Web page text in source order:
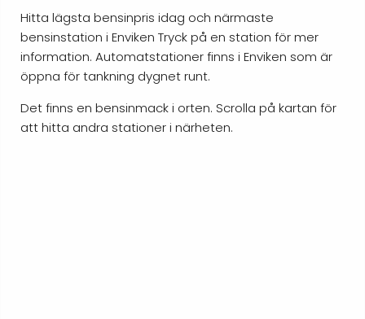
Hitta lägsta bensinpris idag och närmaste
bensinstation i Enviken Tryck på en station för mer
information. Automatstationer finns i Enviken som är
öppna för tankning dygnet runt.
Det finns en bensinmack i orten. Scrolla på kartan för
att hitta andra stationer i närheten.